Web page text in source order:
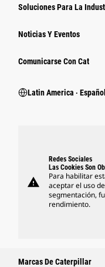
Soluciones Para La
Noticias Y Eventos
Comunicarse Con Cat
Latin America ‧ Español
warning
Redes Sociales
Las Cookies Son
Para habilitar
aceptar el uso
segmentación,
rendimiento.
Marcas De Caterpillar